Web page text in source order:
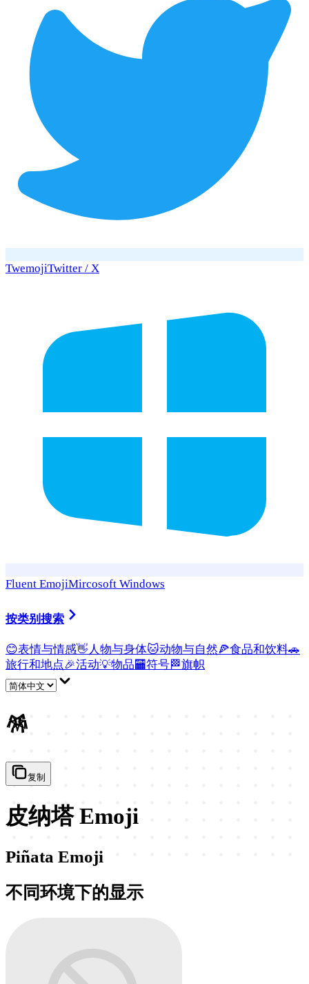
TwemojiTwitter / X
Fluent EmojiMircosoft Windows
按类别搜索
😊表情与情感👋 人物与身体🐱动物与自然🍕食品和饮料🚗
旅行和地点🎉活动💡物品🏧符号🏁旗帜
🪅
复制
皮纳塔 Emoji
Piñata Emoji
不同环境下的显示